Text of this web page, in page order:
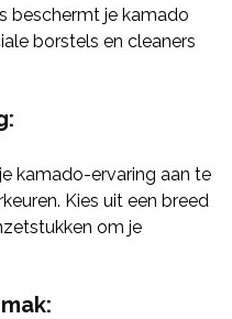
beschermt je kamado
borstels en cleaners
kamado-ervaring aan te
Kies uit een breed
om je